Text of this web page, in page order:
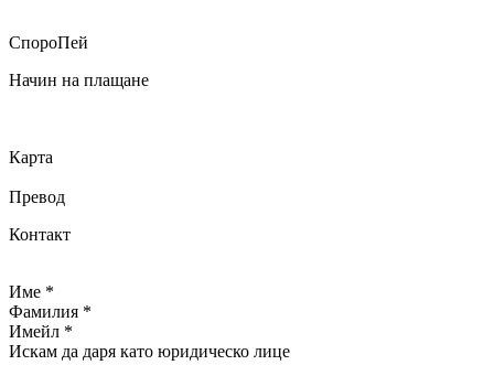
СпороПей
Начин на плащане
Карта
Превод
Контакт
Име *
Фамилия *
Имейл *
Искам да даря като юридическо лице